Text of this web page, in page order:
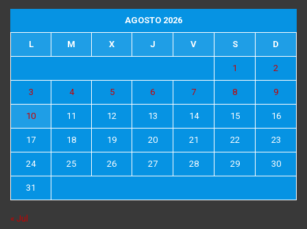
AGOSTO 2026
L M X J V S D
1 2
3 4 5 6 7 8 9
10 11 12 13 14 15 16
17 18 19 20 21 22 23
24 25 26 27 28 29 30
31
« Jul